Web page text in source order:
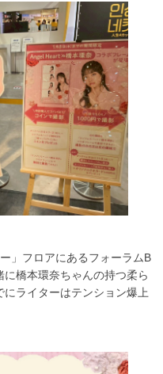
」フロアにあるフォーラムB
橋本環奈ちゃんの持つ柔ら
ライターはテンション爆上